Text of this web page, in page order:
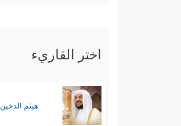
اختر القاريء
هيثم الدخين